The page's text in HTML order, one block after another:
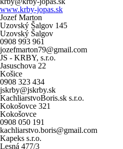
www.krby-jopas.sk
Jozef Marton
Uzovský Šalgov 145
Uzovský Šalgov
0908 993 961
jozefmarton79@gmail.com
JS - KRBY, s.r.o.
Jasuschova 22
Košice
0908 323 434
jskrby@jskrby.sk
KachliarstvoBoris.sk s.r.o.
Kokošovce 321
Kokošovce
0908 050 191
kachliarstvo.boris@gmail.com
Kapeks s.r.o.
Lesná 477/3